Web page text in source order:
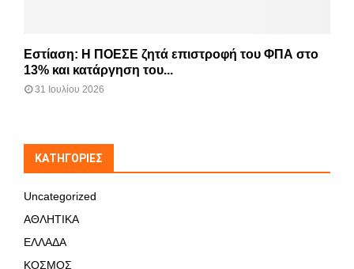
Εστίαση: Η ΠΟΕΣΕ ζητά επιστροφή του ΦΠΑ στο
13% και κατάργηση του...
31 Ιουλίου 2026
KΑΤΗΓΟΡΊΕΣ
Uncategorized
ΑΘΛΗΤΙΚΑ
ΕΛΛΑΔΑ
ΚΟΣΜΟΣ